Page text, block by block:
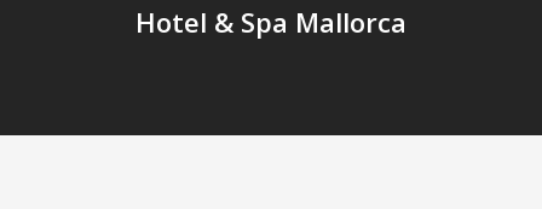
Hotel & Spa Mallorca